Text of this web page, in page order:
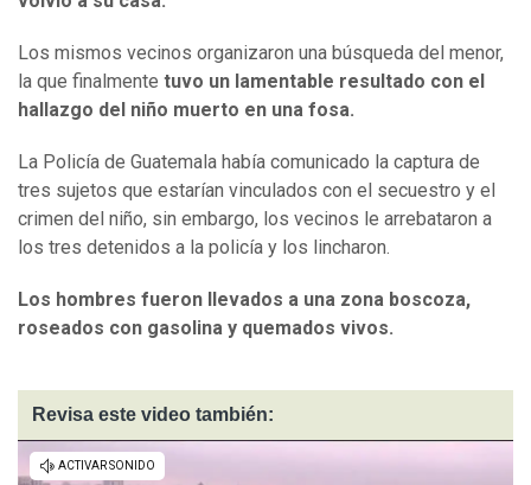
Los mismos vecinos organizaron una búsqueda del menor,
la que finalmente tuvo un lamentable resultado con el
hallazgo del niño muerto en una fosa.
La Policía de Guatemala había comunicado la captura de
tres sujetos que estarían vinculados con el secuestro y el
crimen del niño, sin embargo, los vecinos le arrebataron a
los tres detenidos a la policía y los lincharon.
Los hombres fueron llevados a una zona boscoza,
roseados con gasolina y quemados vivos.
Revisa este video también: